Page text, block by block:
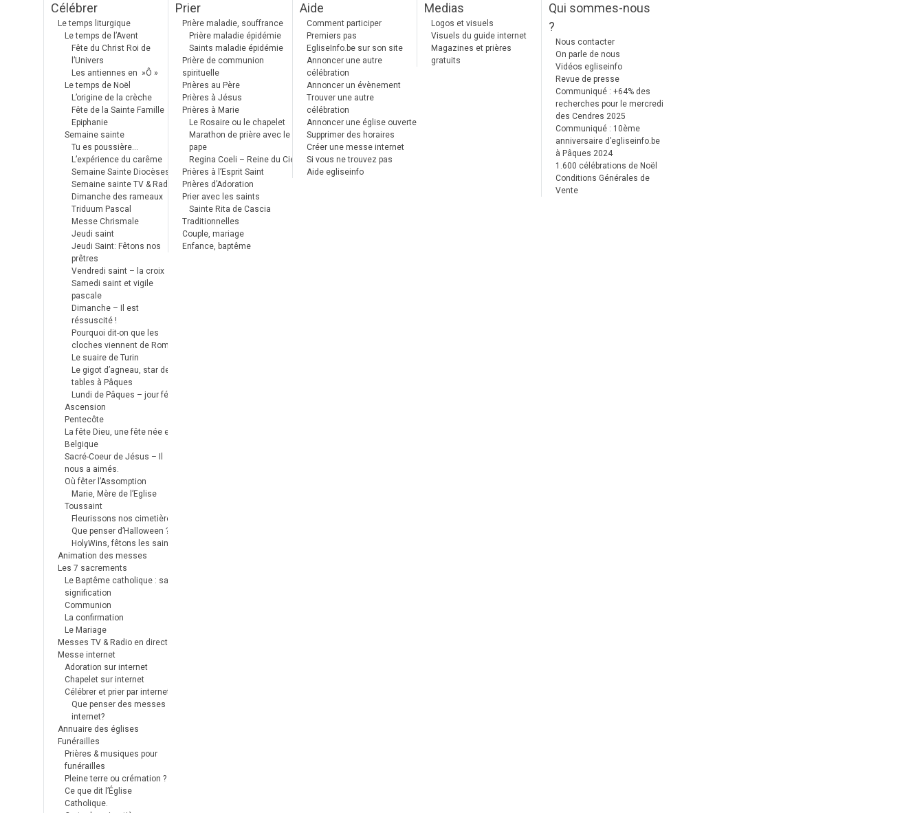
Célébrer
Le temps liturgique
Le temps de l’Avent
Fête du Christ Roi de
l’Univers
Les antiennes en »Ô »
Le temps de Noël
L’origine de la crèche
Fête de la Sainte Famille
Epiphanie
Semaine sainte
Tu es poussière…
L’expérience du carême
Semaine Sainte Diocèses
Semaine sainte TV & Radio
Dimanche des rameaux
Triduum Pascal
Messe Chrismale
Jeudi saint
Jeudi Saint: Fêtons nos
prêtres
Vendredi saint – la croix
Samedi saint et vigile
pascale
Dimanche – Il est
réssuscité !
Pourquoi dit-on que les
cloches viennent de Rome ?
Le suaire de Turin
Le gigot d’agneau, star des
tables à Pâques
Lundi de Pâques – jour férié
Ascension
Pentecôte
La fête Dieu, une fête née en
Belgique
Sacré-Coeur de Jésus – Il
nous a aimés.
Où fêter l’Assomption
Marie, Mère de l’Eglise
Toussaint
Fleurissons nos cimetières
Que penser d’Halloween ?
HolyWins, fêtons les saints !
Animation des messes
Les 7 sacrements
Le Baptême catholique : sa
signification
Communion
La confirmation
Le Mariage
Messes TV & Radio en direct
Messe internet
Adoration sur internet
Chapelet sur internet
Célébrer et prier par internet
Que penser des messes
internet?
Annuaire des églises
Funérailles
Prières & musiques pour
funérailles
Pleine terre ou crémation ?
Ce que dit l’Église
Catholique.
Prier
Prière maladie, souffrance
Prière maladie épidémie
Saints maladie épidémie
Prière de communion
spirituelle
Prières au Père
Prières à Jésus
Prières à Marie
Le Rosaire ou le chapelet
Marathon de prière avec le
pape
Regina Coeli – Reine du Ciel
Prières à l’Esprit Saint
Prières d’Adoration
Prier avec les saints
Sainte Rita de Cascia
Traditionnelles
Couple, mariage
Enfance, baptême
Aide
Comment participer
Premiers pas
EgliseInfo.be sur son site
Annoncer une autre
célébration
Annoncer un évènement
Trouver une autre
célébration
Annoncer une église ouverte
Supprimer des horaires
Créer une messe internet
Si vous ne trouvez pas
Aide egliseinfo
Medias
Logos et visuels
Visuels du guide internet
Magazines et prières
gratuits
Qui sommes-nous
?
Nous contacter
On parle de nous
Vidéos egliseinfo
Revue de presse
Communiqué : +64% des
recherches pour le mercredi
des Cendres 2025
Communiqué : 10ème
anniversaire d’egliseinfo.be
à Pâques 2024
1.600 célébrations de Noël
Conditions Générales de
Vente